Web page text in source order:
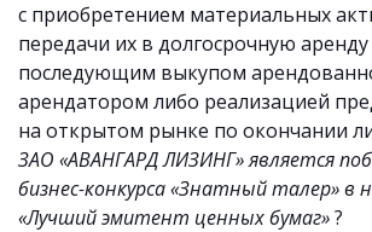
с приобретением материальных
передачи их в долгосрочную аренду
последующим выкупом
арендатором либо реализацией
на открытом рынке по окончании
ЗАО «АВАНГАРД ЛИЗИНГ» является
бизнес-конкурса «Знатный талер» в
«Лучший эмитент ценных бумаг»?